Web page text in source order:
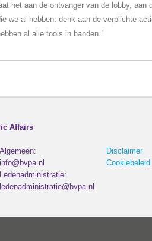
het aan de ontvanger van de lobby,
we al hebben: denk aan de verplichte
al alle tools in handen.’
Affairs
Algemeen:
info@bvpa.nl
Ledenadministratie:
ledenadministratie@bvpa.nl
Disclaimer
Cookiebeleid